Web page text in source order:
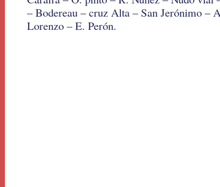
– Bodereau – cruz Alta – San Jerónimo –
Lorenzo – E. Perón.